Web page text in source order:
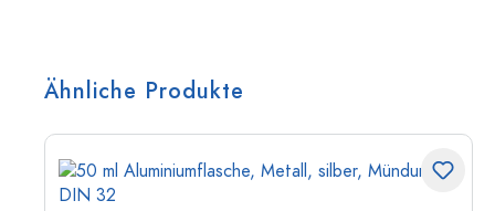
Ähnliche Produkte